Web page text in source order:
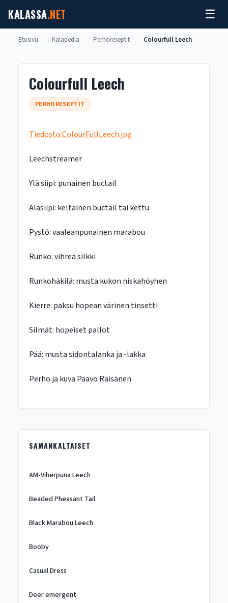
sisältöön
KALASSA.NET ☰
Etusivu Kalapedia Perhoreseptit Colourfull Leech
Colourfull Leech
PERHORESEPTIT
Tiedosto:ColourFullLeech.jpg
Leechstreamer
Ylä siipi: punainen buctail
Alasiipi: keltainen buctail tai kettu
Pystö: vaaleanpunainen marabou
Runko: vihreä silkki
Runkohäkilä: musta kukon niskahöyhen
Kierre: paksu hopean värinen tinsetti
Silmät: hopeiset pallot
Pää: musta sidontalanka ja -lakka
Perho ja kuva Paavo Räisänen
SAMANKALTAISET
AM-Viherpuna Leech
Beaded Pheasant Tail
Black Marabou Leech
Booby
Casual Dress
Deer emergent